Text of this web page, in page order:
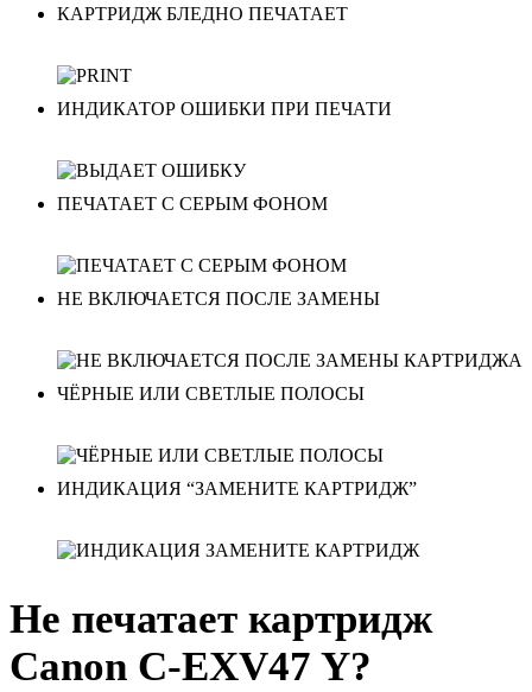
КАРТРИДЖ БЛЕДНО ПЕЧАТАЕТ
ИНДИКАТОР ОШИБКИ ПРИ ПЕЧАТИ
ПЕЧАТАЕТ С СЕРЫМ ФОНОМ
НЕ ВКЛЮЧАЕТСЯ ПОСЛЕ ЗАМЕНЫ
ЧЁРНЫЕ ИЛИ СВЕТЛЫЕ ПОЛОСЫ
ИНДИКАЦИЯ “ЗАМЕНИТЕ КАРТРИДЖ”
Не печатает картридж
Canon C-EXV47 Y?